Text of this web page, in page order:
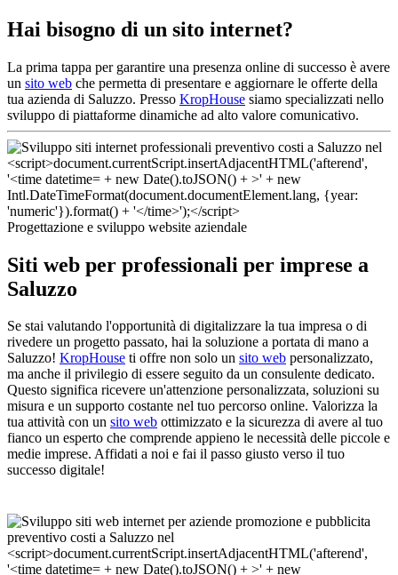
Hai bisogno di un sito internet?
La prima tappa per garantire una presenza online di successo è avere
un sito web che permetta di presentare e aggiornare le offerte della
tua azienda di Saluzzo. Presso KropHouse siamo specializzati nello
sviluppo di piattaforme dinamiche ad alto valore comunicativo.
Progettazione e sviluppo website aziendale
Siti web per professionali per imprese a
Saluzzo
Se stai valutando l'opportunità di digitalizzare la tua impresa o di
rivedere un progetto passato, hai la soluzione a portata di mano a
Saluzzo! KropHouse ti offre non solo un sito web personalizzato,
ma anche il privilegio di essere seguito da un consulente dedicato.
Questo significa ricevere un'attenzione personalizzata, soluzioni su
misura e un supporto costante nel tuo percorso online. Valorizza la
tua attività con un sito web ottimizzato e la sicurezza di avere al tuo
fianco un esperto che comprende appieno le necessità delle piccole e
medie imprese. Affidati a noi e fai il passo giusto verso il tuo
successo digitale!